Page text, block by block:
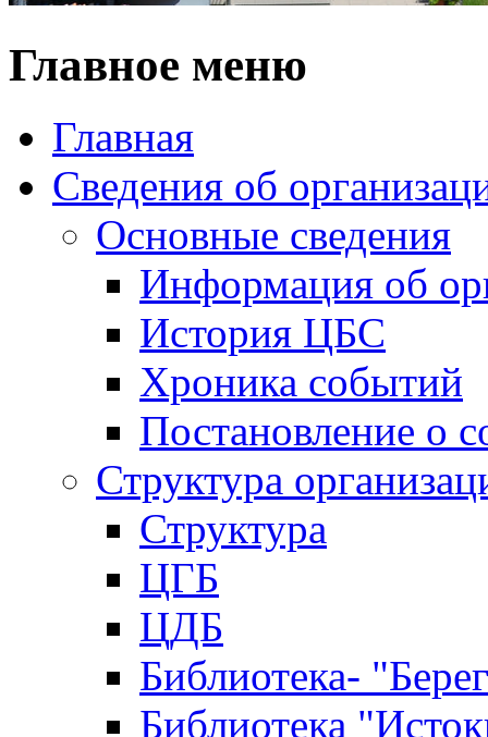
Главное меню
Главная
Сведения об
Основные сведения
Информация об
История ЦБС
Хроника событий
Постановление о
Структура
Структура
ЦГБ
ЦДБ
Библиотека-
Библиотека